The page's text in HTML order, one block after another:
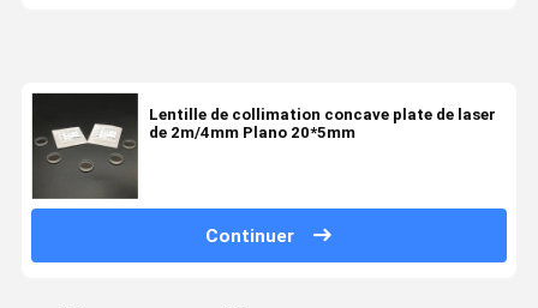
Lentille de collimation concave plate de laser
de 2m/4mm Plano 20*5mm
Continuer